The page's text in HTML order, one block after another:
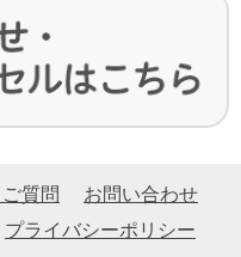
質問
お問い合わせ
プライバシーポリシー